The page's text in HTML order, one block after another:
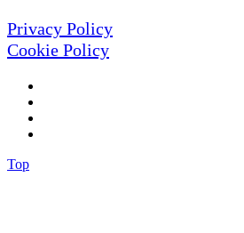
Privacy Policy
Cookie Policy
Top